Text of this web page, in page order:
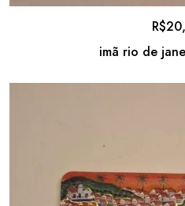
imã rio de
R$